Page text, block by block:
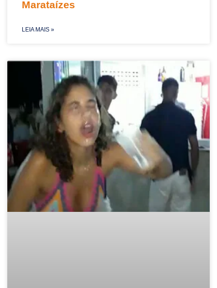
Marataízes
LEIA MAIS »